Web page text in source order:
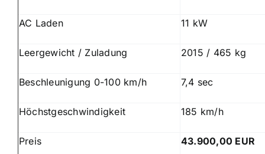
AC Laden 11 kW
Leergewicht / Zuladung 2015 / 465 kg
Beschleunigung 0-100 km/h 7,4 sec
Höchstgeschwindigkeit 185 km/h
Preis 43.900,00 EUR